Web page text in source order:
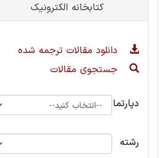
کتابخانه الکترونیک
دانلود مقالات ترجمه شده
جستجوی مقالات
دپارتمان
رشته